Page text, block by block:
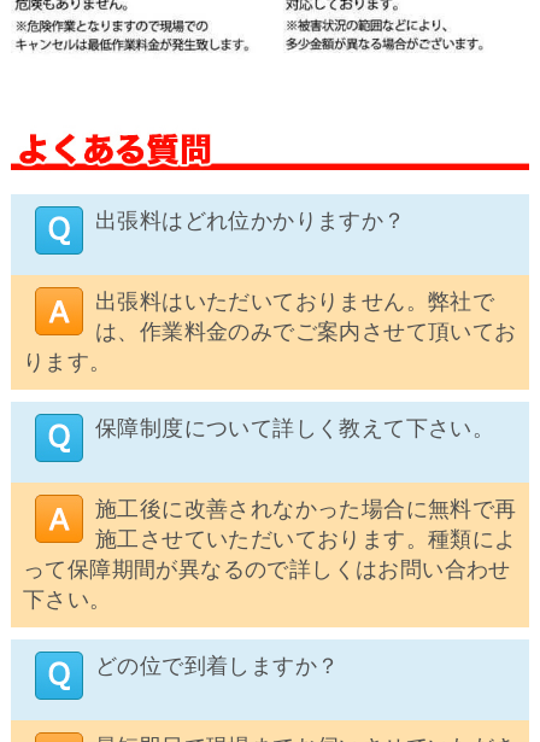
出張料はどれ位かかりますか？
出張料はいただいておりません。弊社で
は、作業料金のみでご案内させて頂いてお
ります。
保障制度について詳しく教えて下さい。
施工後に改善されなかった場合に無料で再
施工させていただいております。種類によ
って保障期間が異なるので詳しくはお問い合わせ
下さい。
どの位で到着しますか？